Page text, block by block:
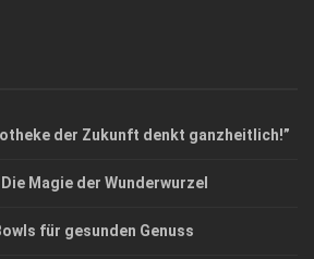
der Zukunft denkt ganzheitlich!”
Die Magie der Wunderwurzel
für gesunden Genuss